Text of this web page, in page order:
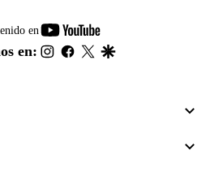
en
youtube-
footer
en: instagram
facebook
twitter